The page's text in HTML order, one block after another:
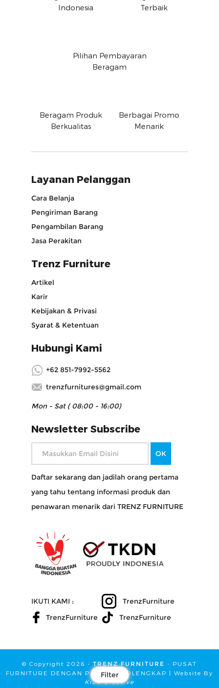
Keranjang
Filter
Indonesia
Terbaik
Pilihan Pembayaran
Beragam
Beragam Produk
Berkualitas
Berbagai Promo
Menarik
Layanan Pelanggan
Cara Belanja
Pengiriman Barang
Pengambilan Barang
Jasa Perakitan
Trenz Furniture
Artikel
Karir
Kebijakan & Privasi
Syarat & Ketentuan
Hubungi Kami
+62 851-7992-5562
trenzfurnitures@gmail.com
Mon - Sat ( 08:00 - 16:00)
Newsletter Subscribe
Daftar sekarang dan jadilah orang pertama
yang tahu tentang informasi produk dan
penawaran menarik dari TRENZ FURNITURE
IKUTI KAMI :
TrenzFurniture
TrenzFurniture
TrenzFurniture
© Copyright 2026 - TRENZ FURNITURE - PUSAT
FURNITURE DENGAN PILIHAN TERLENGKAP | Website By
Kibo Creative